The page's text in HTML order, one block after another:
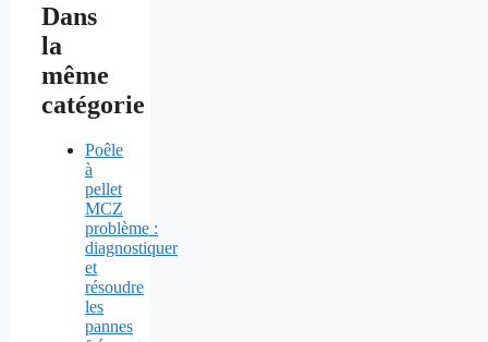
Dans
la
même
catégorie
Poêle
à
pellet
MCZ
problème :
diagnostiquer
et
résoudre
les
pannes